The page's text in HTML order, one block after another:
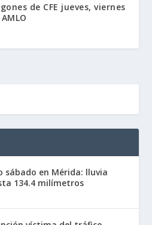
de CFE jueves, viernes
sábado en Mérida: lluvia
134.4 milímetros